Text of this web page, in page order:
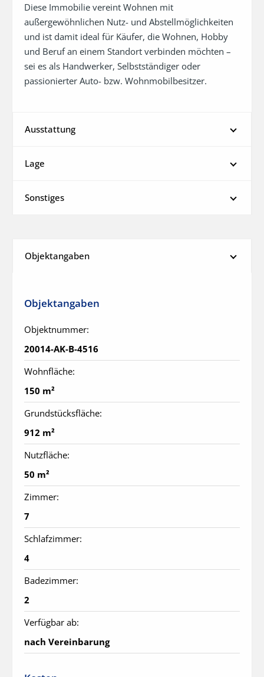
Diese Immobilie vereint Wohnen mit
außergewöhnlichen Nutz- und Abstellmöglichkeiten
und ist damit ideal für Käufer, die Wohnen, Hobby
und Beruf an einem Standort verbinden möchten –
sei es als Handwerker, Selbstständiger oder
passionierter Auto- bzw. Wohnmobilbesitzer.
Ausstattung
Lage
Sonstiges
Objektangaben
Objektangaben
Objektnummer:
20014-AK-B-4516
Wohnfläche:
150 m²
Grundstücksfläche:
912 m²
Nutzfläche:
50 m²
Zimmer:
7
Schlafzimmer:
4
Badezimmer:
2
Verfügbar ab:
nach Vereinbarung